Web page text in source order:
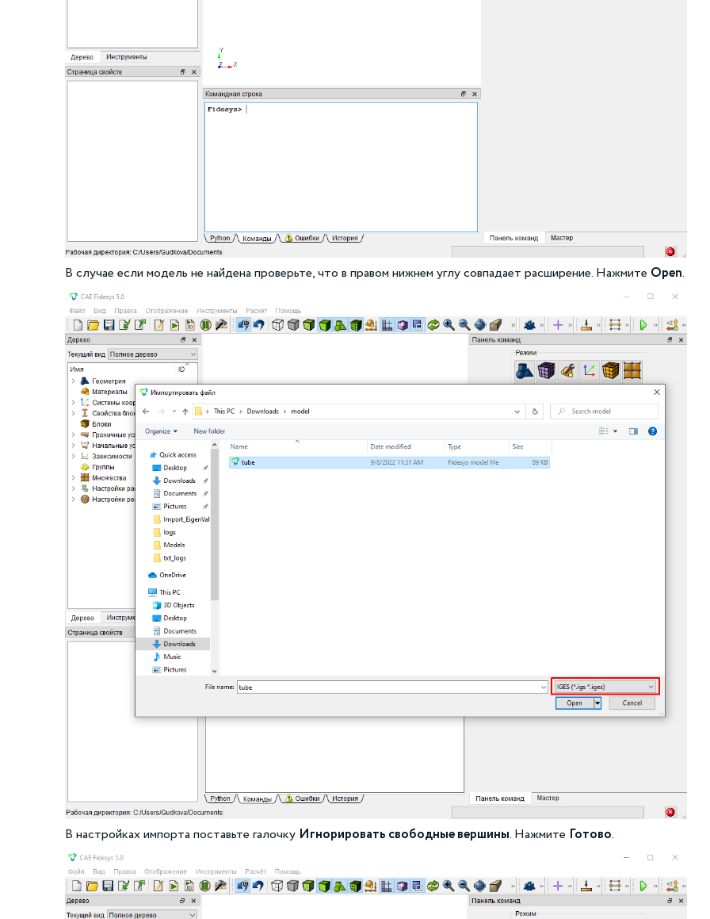
В случае если модель не найдена проверьте, что в правом нижнем углу совпадает расширение. Нажмите Open.
В настройках импорта поставьте галочку Игнорировать свободные вершины. Нажмите Готово.